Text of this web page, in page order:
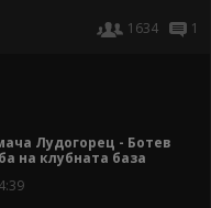
1634
1
Лудогорец - Ботев
на клубната база